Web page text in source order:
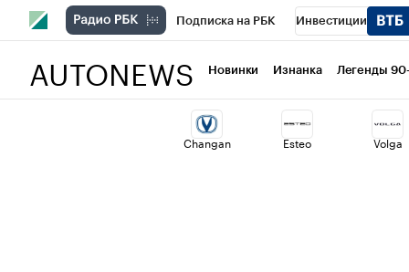
Подписка на РБК Инвестиции
Национальные проекты Город
Кредитные рейтинги Франшизы
AUTONEWS Новинки Изнанка Легенды
Changan Esteo Volga